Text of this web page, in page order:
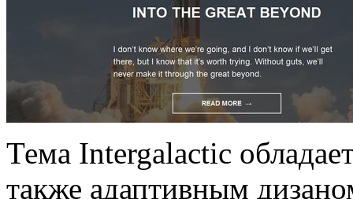
Тема Intergalactic
также адаптивным